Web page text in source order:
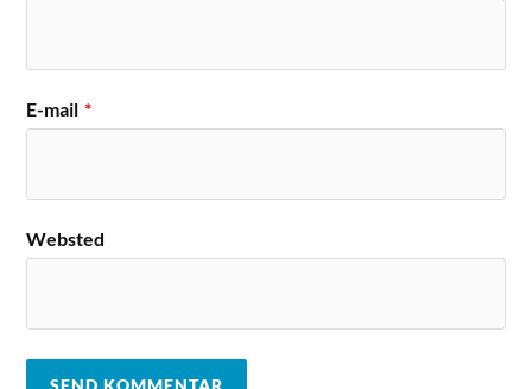
E-mail *
Websted